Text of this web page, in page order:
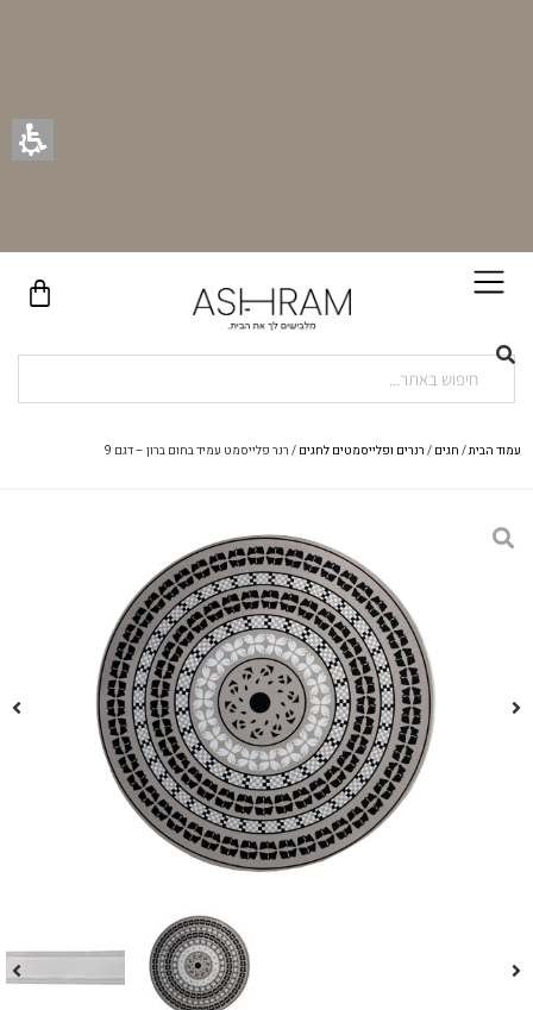
עמוד הבית/ חגים / רנרים ופלייסמטים לחגים / רנר פלייסמט עמיד בחום ברון – דגם 9